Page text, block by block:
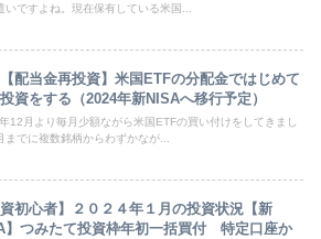
いですよね。現在保有している米国...
配当金再投資】米国ETFの分配金ではじめて
資をする（2024年新NISAへ移行予定）
12月より毎月少額ながら米国ETFの買い付けをしてきまし
までに複数銘柄からわずかなが...
資初心者】２０２４年１月の投資状況【新
】つみたて投資枠年初一括買付 特定口座か